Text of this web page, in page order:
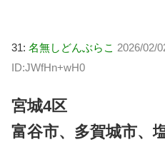
31: 名無しどんぶらこ 2026/02/
ID:JWfHn+wH0
宮城4区
富谷市、多賀城市、